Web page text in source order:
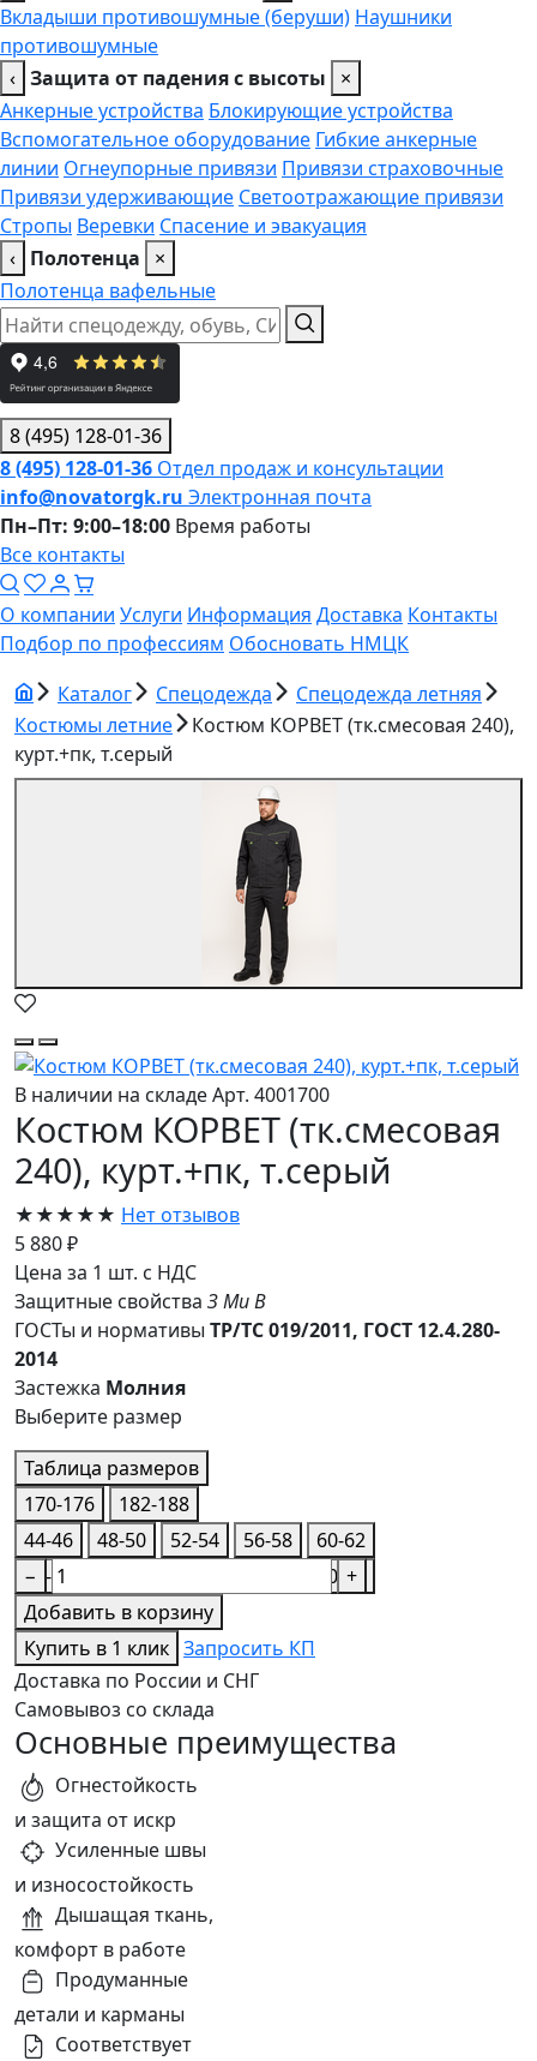
Вкладыши противошумные (беруши) Наушники
противошумные
‹ Защита от падения с высоты
×
Анкерные устройства Блокирующие устройства
Вспомогательное оборудование Гибкие анкерные
линии Огнеупорные привязи Привязи страховочные
Привязи удерживающие Светоотражающие привязи
Стропы Веревки Спасение и эвакуация
‹ Полотенца
×
Полотенца вафельные
8 (495) 128-01-36
8 (495) 128-01-36 Отдел продаж и консультации
info@novatorgk.ru Электронная почта
Пн–Пт: 9:00–18:00 Время работы
Все контакты
О компании Услуги Информация Доставка Контакты
Подбор по профессиям Обосновать НМЦК
Каталог
Спецодежда
Спецодежда летняя
Костюмы летние
Костюм КОРВЕТ (тк.смесовая 240),
курт.+пк, т.серый
В наличии на складеАрт. 4001700
Костюм КОРВЕТ (тк.смесовая
240), курт.+пк, т.серый
★★★★★ Нет отзывов
5 880 ₽
Цена за 1 шт. с НДС
Защитные свойства ЗМиВ
ГОСТы и нормативы ТР/ТС 019/2011, ГОСТ 12.4.280-
2014
Застежка Молния
Выберите размер
Таблица размеров
170-176
182-188
44-46
48-50 52-54 56-58
60-62
44-46
60-62
−
+
Добавить в корзину
Купить в 1 клик Запросить КП
Доставка по России и СНГ
Самовывоз со склада
Основные преимущества
Огнестойкость
и защита от искр
Усиленные швы
и износостойкость
Дышащая ткань,
комфорт в работе
Продуманные
детали и карманы
Соответствует